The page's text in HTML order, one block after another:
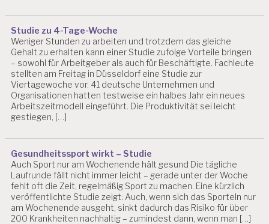
Studie zu 4-Tage-Woche
Weniger Stunden zu arbeiten und trotzdem das gleiche
Gehalt zu erhalten kann einer Studie zufolge Vorteile bringen
– sowohl für Arbeitgeber als auch für Beschäftigte. Fachleute
stellten am Freitag in Düsseldorf eine Studie zur
Viertagewoche vor. 41 deutsche Unternehmen und
Organisationen hatten testweise ein halbes Jahr ein neues
Arbeitszeitmodell eingeführt. Die Produktivität sei leicht
gestiegen, […]
Gesundheitssport wirkt – Studie
Auch Sport nur am Wochenende hält gesund Die tägliche
Laufrunde fällt nicht immer leicht – gerade unter der Woche
fehlt oft die Zeit, regelmäßig Sport zu machen. Eine kürzlich
veröffentlichte Studie zeigt: Auch, wenn sich das Sporteln nur
am Wochenende ausgeht, sinkt dadurch das Risiko für über
200 Krankheiten nachhaltig – zumindest dann, wenn man […]